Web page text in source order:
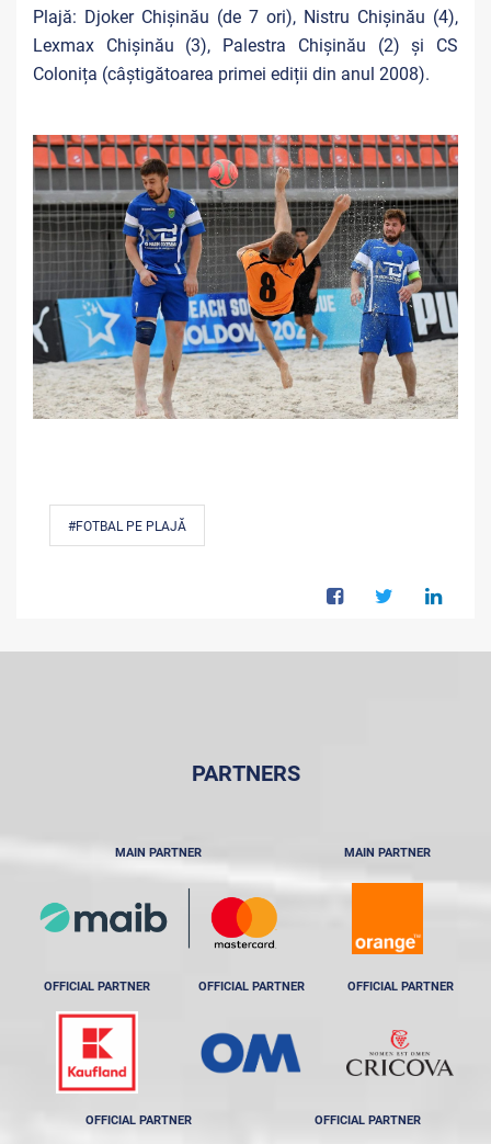
Plajă: Djoker Chișinău (de 7 ori), Nistru Chișinău (4),
Lexmax Chișinău (3), Palestra Chișinău (2) și CS
Colonița (câștigătoarea primei ediții din anul 2008).
#FOTBAL PE PLAJĂ
PARTNERS
MAIN PARTNER MAIN PARTNER
OFFICIAL PARTNER OFFICIAL PARTNER OFFICIAL PARTNER
OFFICIAL PARTNER OFFICIAL PARTNER